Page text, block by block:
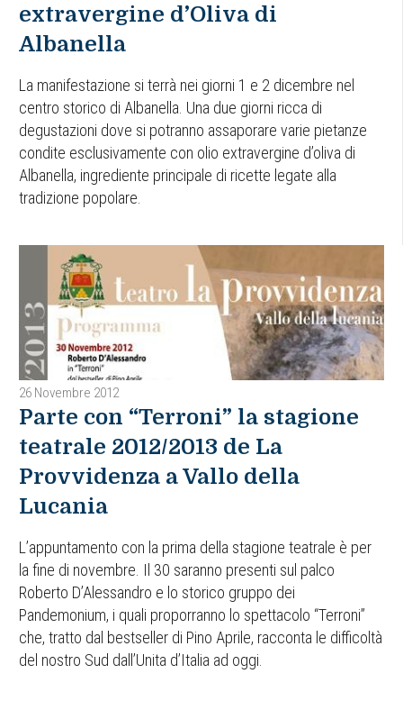
extravergine d’Oliva di
Albanella
La manifestazione si terrà nei giorni 1 e 2 dicembre nel
centro storico di Albanella. Una due giorni ricca di
degustazioni dove si potranno assaporare varie pietanze
condite esclusivamente con olio extravergine d’oliva di
Albanella, ingrediente principale di ricette legate alla
tradizione popolare.
26 Novembre 2012
Parte con “Terroni” la stagione
teatrale 2012/2013 de La
Provvidenza a Vallo della
Lucania
L’appuntamento con la prima della stagione teatrale è per
la fine di novembre. Il 30 saranno presenti sul palco
Roberto D’Alessandro e lo storico gruppo dei
Pandemonium, i quali proporranno lo spettacolo “Terroni”
che, tratto dal bestseller di Pino Aprile, racconta le difficoltà
del nostro Sud dall’Unita d’Italia ad oggi.